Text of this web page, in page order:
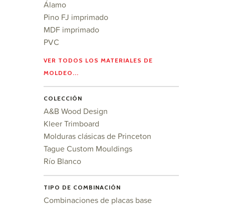
Álamo
Pino FJ imprimado
MDF imprimado
PVC
VER TODOS LOS MATERIALES DE
MOLDEO...
COLECCIÓN
A&B Wood Design
Kleer Trimboard
Molduras clásicas de Princeton
Tague Custom Mouldings
Río Blanco
TIPO DE COMBINACIÓN
Combinaciones de placas base